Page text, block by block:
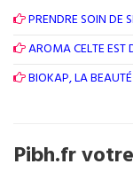
PRENDRE SOIN DE
AROMA CELTE
BIOKAP, LA
Pibh.fr